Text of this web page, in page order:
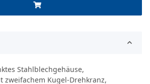
Stahlblechgehäuse,
zweifachem Kugel-Drehkranz,